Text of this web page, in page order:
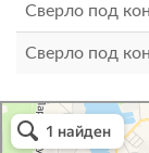
Сверло под
Сверло под
Атриум-Крым
Системы
Снабжение